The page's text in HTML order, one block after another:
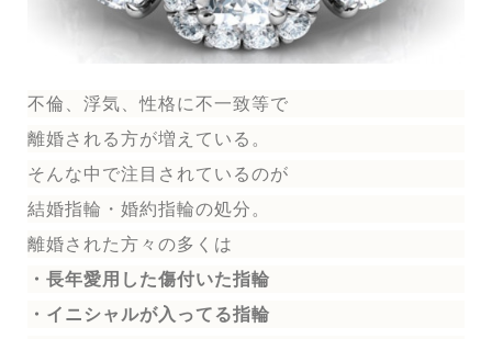
不倫、浮気、性格に不一致等で
離婚される方が増えている。
そんな中で注目されているのが
結婚指輪 ・婚約指輪の処分。
離婚された方々の多くは
・長年愛用した傷付いた指輪
・イニシャルが入ってる指輪